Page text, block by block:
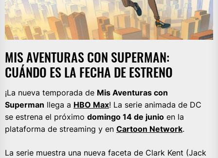
MIS AVENTURAS CON SUPERMAN:
CUÁNDO ES LA FECHA DE ESTRENO
¡La nueva temporada de Mis Aventuras con
Superman llega a HBO Max! La serie animada de DC
se estrena el próximo domingo 14 de junio en la
plataforma de streaming y en Cartoon Network.
La serie muestra una nueva faceta de Clark Kent (Jack